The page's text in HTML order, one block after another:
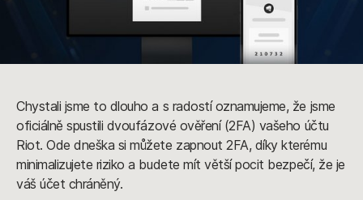
Chystali jsme to dlouho a s radostí oznamujeme, že jsme
oficiálně spustili dvoufázové ověření (2FA) vašeho účtu
Riot. Ode dneška si můžete zapnout 2FA, díky kterému
minimalizujete riziko a budete mít větší pocit bezpečí, že je
váš účet chráněný.